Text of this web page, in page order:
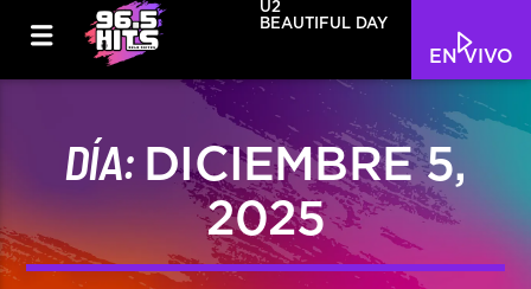
EN VIVO
U2
BEAUTIFUL DAY
DÍA: DICIEMBRE 5,
2025